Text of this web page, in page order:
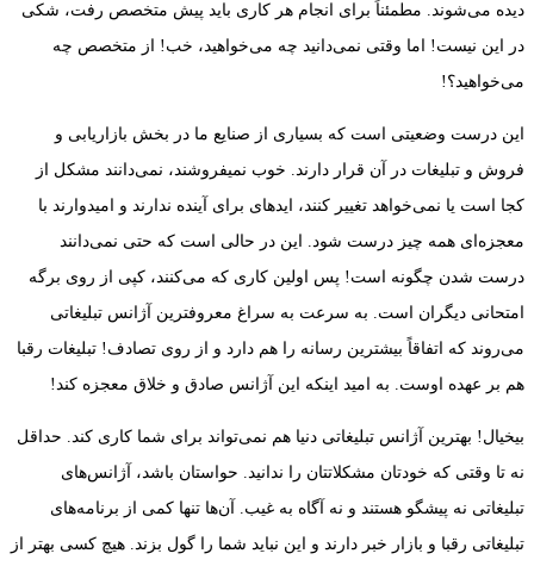
دیده می‌شوند. مطمئناً برای انجام هر کاری باید پیش متخصص رفت، شکی
در این نیست! اما وقتی نمی‌دانید چه می‌خواهید، خب! از متخصص چه
می‌خواهید؟!
این درست وضعیتی است که بسیاری از صنایع ما در بخش بازاریابی و
فروش و تبلیغات در آن قرار دارند. خوب نمیفروشند، نمی‌دانند مشکل از
کجا است یا نمی‌خواهد تغییر کنند، ایدهای برای آینده ندارند و امیدوارند با
معجزه‌ای همه چیز درست شود. این در حالی است که حتی نمی‌دانند
درست شدن چگونه است! پس اولین کاری که می‌کنند، کپی از روی برگه
امتحانی دیگران است. به سرعت به سراغ معروفترین آژانس تبلیغاتی
می‌روند که اتفاقاً بیشترین رسانه را هم دارد و از روی تصادف! تبلیغات رقبا
هم بر عهده اوست. به امید اینکه این آژانس صادق و خلاق معجزه کند!
بیخیال! بهترین آژانس تبلیغاتی دنیا هم نمی‌تواند برای شما کاری کند. حداقل
نه تا وقتی که خودتان مشکلاتتان را ندانید. حواستان باشد، آژانس‌های
تبلیغاتی نه پیشگو هستند و نه آگاه به غیب. آن‌ها تنها کمی از برنامه‌های
تبلیغاتی رقبا و بازار خبر دارند و این نباید شما را گول بزند. هیچ کسی بهتر از